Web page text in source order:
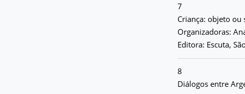
7
Criança: objeto ou
Organizadoras:
Editora: Escuta,
8
Diálogos entre